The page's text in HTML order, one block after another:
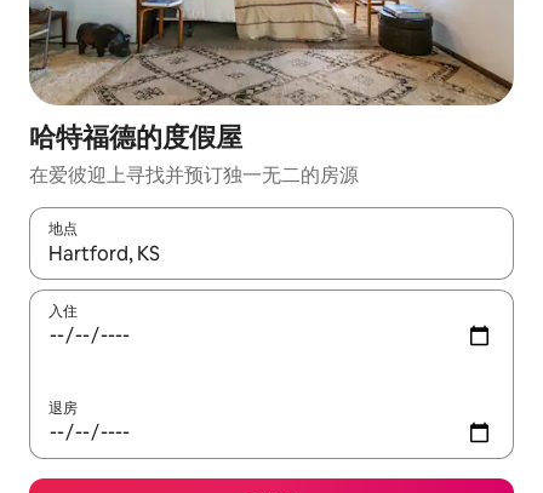
哈特福德的度假屋
在爱彼迎上寻找并预订独一无二的房源
地点
如有搜索结果，请使用上下方向键查看，或通过点击或滑动手势
入住
退房